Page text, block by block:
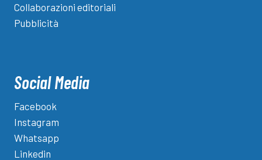
Collaborazioni editoriali
Pubblicità
Social Media
Facebook
Instagram
Whatsapp
Linkedin